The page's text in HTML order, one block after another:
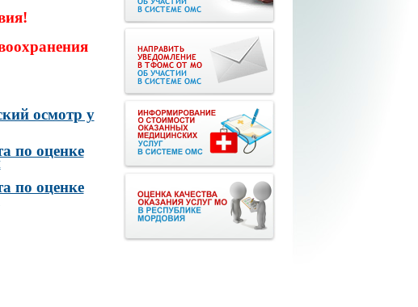
осмотр у
по оценке
по оценке